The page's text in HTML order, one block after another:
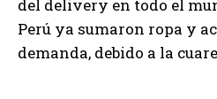
del delivery en todo el
Perú ya sumaron ropa y
demanda, debido a la